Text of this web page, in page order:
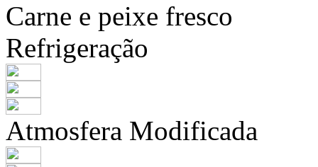
Carne e peixe fresco
Refrigeração
Atmosfera Modificada